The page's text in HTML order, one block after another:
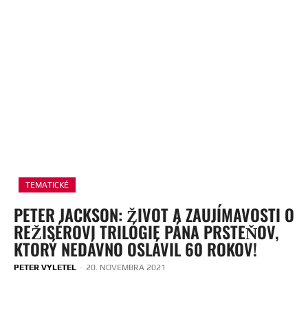
TEMATICKÉ
PETER JACKSON: ŽIVOT A ZAUJÍMAVOSTI O
REŽISÉROVI TRILÓGIE PÁNA PRSTEŇOV,
KTORÝ NEDÁVNO OSLÁVIL 60 ROKOV!
PETER VYLETEL - 20. NOVEMBRA 2021